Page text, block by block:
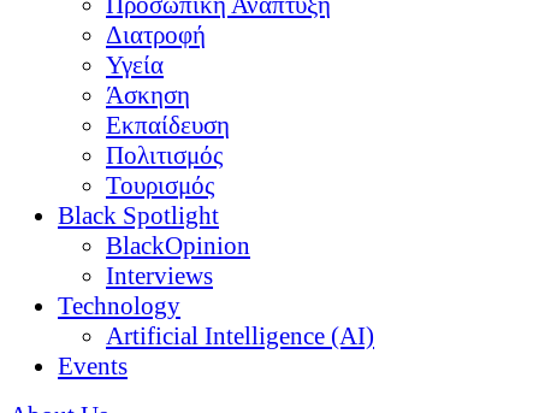
Διατροφή
Υγεία
Άσκηση
Εκπαίδευση
Πολιτισμός
Τουρισμός
Black Spotlight
BlackOpinion
Interviews
Technology
Artificial Intelligence (AI)
Events